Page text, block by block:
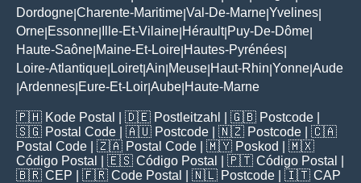
Dordogne Charente-Maritime Val-De-Marne Yvelines
Orne Essonne Ille-Et-Vilaine Hérault| Puy-De-Dôme
Haute-Saône Maine-Et-Loire Hautes-Pyrénées
Loire-Atlantique Loiret|Ain Meuse Haut-Rhin Yonne Aude
Ardennes Eure-Et-Loir Aube Haute-Marne
🇵🇭 Kode Postal | 🇩🇪 Postleitzahl | 🇬🇧 Postcode
🇸🇬 Postal Code | 🇦🇺 Postcode | 🇳🇿 Postcode | 🇨🇦
Postal Code | 🇿🇦 Postal Code | 🇲🇾 Poskod
| 🇲🇽
Código Postal
| 🇪🇸 Código Postal | 🇵🇹 Código Postal
🇧🇷 CEP | 🇫🇷 Code Postal | 🇳🇱 Postcode | 🇮🇹 CAP